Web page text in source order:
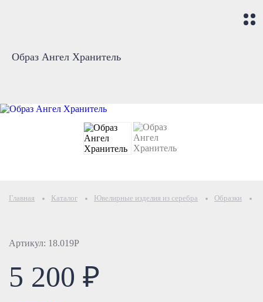
Образ Ангел Хранитель
Главная Каталог Ювелирные изделия из серебра Образки
Артикул: 18.019Р
5 200 ₽